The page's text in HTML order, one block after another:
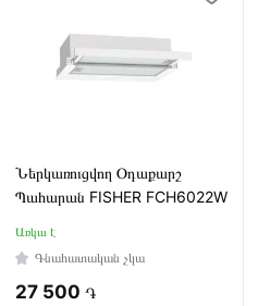
Ներկառուցվող Օդաքարշ
Պահարան FISHER FCH6022W
Առկա է
Գնահատական չկա
27 500 ֏